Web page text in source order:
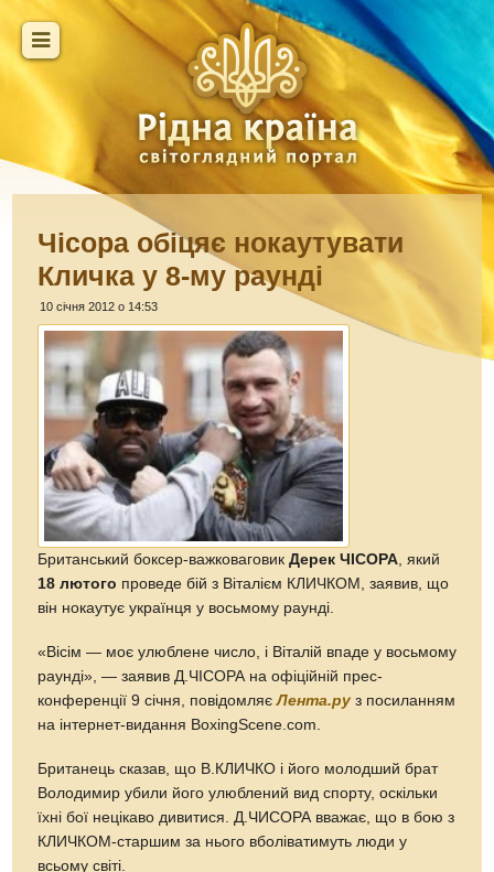
Чісора обіцяє нокаутувати
Кличка у 8-му раунді
10 січня 2012 о 14:53
Британський боксер-важковаговикДерек ЧІСОРА , який
18 лютого проведе бій з Віталієм КЛИЧКОМ, заявив, що
він нокаутує українця у восьмому раунді.
«Вісім — моє улюблене число, і Віталій впаде у восьмому
раунді», — заявив Д.ЧІСОРА на офіційній прес-
конференції 9 січня, повідомляєЛента.ру з посиланням
на інтернет-видання BoxingScene.com.
Британець сказав, що В.КЛИЧКО і його молодший брат
Володимир убили його улюблений вид спорту, оскільки
їхні бої нецікаво дивитися. Д.ЧИСОРА вважає, що в бою з
КЛИЧКОМ-старшим за нього вболіватимуть люди у
всьому світі.